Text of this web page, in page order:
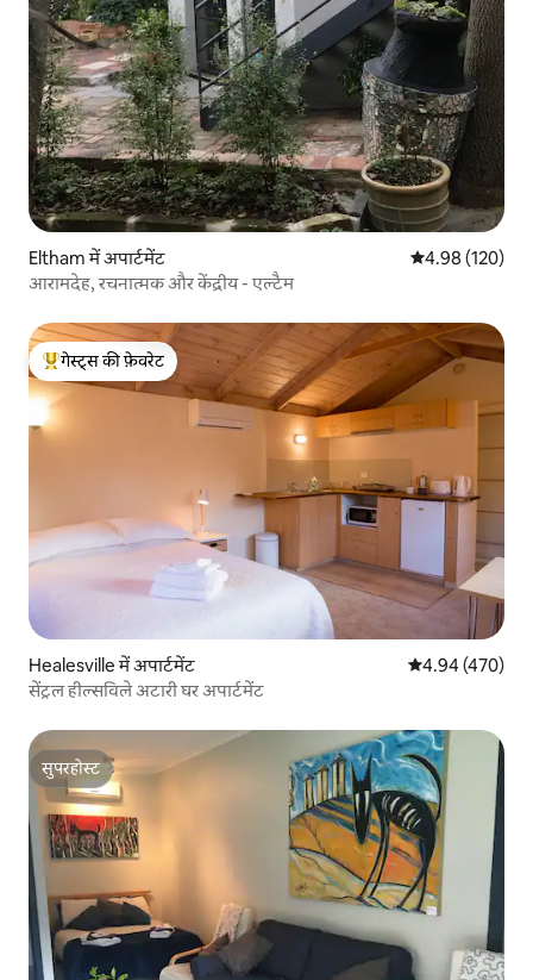
Eltham में अपार्टमेंट औसत रेटिंग 5 में से
4.98 (120)
आरामदेह, रचनात्मक और केंद्रीय - एल्टैम
गेस्ट्स का टॉप फ़ेवरेट
गेस्ट्स की फ़ेवरेट
Healesville में अपार्टमेंट औसत रेटिंग 5 में से
4.94 (470)
सेंट्रल हील्सविले अटारी घर अपार्टमेंट
सुपरहोस्ट
सुपरहोस्ट